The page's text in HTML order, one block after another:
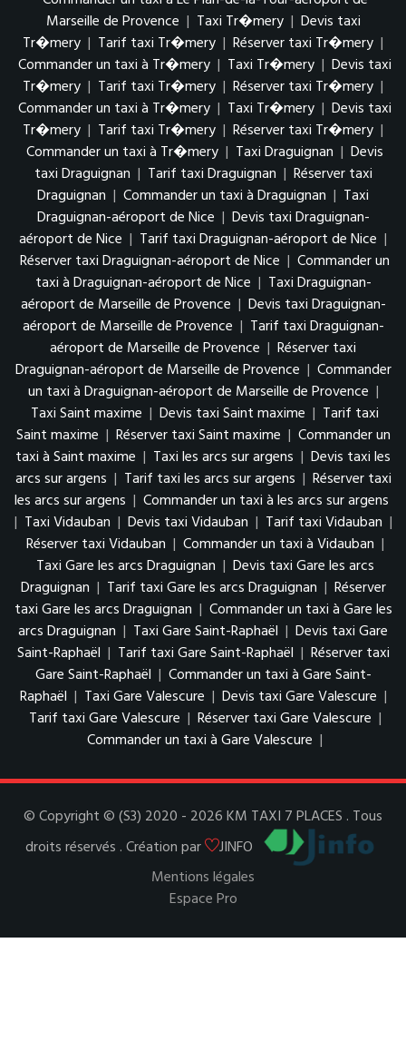
Marseille de Provence | Taxi Tr�mery | Devis taxi
Tr�mery | Tarif taxi Tr�mery | Réserver taxi Tr�mery |
Commander un taxi à Tr�mery | Taxi Tr�mery | Devis taxi
Tr�mery | Tarif taxi Tr�mery | Réserver taxi Tr�mery |
Commander un taxi à Tr�mery | Taxi Tr�mery | Devis taxi
Tr�mery | Tarif taxi Tr�mery | Réserver taxi Tr�mery |
Commander un taxi à Tr�mery | Taxi Draguignan | Devis
taxi Draguignan | Tarif taxi Draguignan | Réserver taxi
Draguignan | Commander un taxi à Draguignan | Taxi
Draguignan-aéroport de Nice | Devis taxi Draguignan-
aéroport de Nice | Tarif taxi Draguignan-aéroport de Nice |
Réserver taxi Draguignan-aéroport de Nice | Commander un
taxi à Draguignan-aéroport de Nice | Taxi Draguignan-
aéroport de Marseille de Provence | Devis taxi Draguignan-
aéroport de Marseille de Provence | Tarif taxi Draguignan-
aéroport de Marseille de Provence | Réserver taxi
Draguignan-aéroport de Marseille de Provence | Commander
un taxi à Draguignan-aéroport de Marseille de Provence |
Taxi Saint maxime | Devis taxi Saint maxime | Tarif taxi
Saint maxime | Réserver taxi Saint maxime | Commander un
taxi à Saint maxime | Taxi les arcs sur argens | Devis taxi les
arcs sur argens | Tarif taxi les arcs sur argens | Réserver taxi
les arcs sur argens | Commander un taxi à les arcs sur argens
| Taxi Vidauban | Devis taxi Vidauban | Tarif taxi Vidauban |
Réserver taxi Vidauban | Commander un taxi à Vidauban |
Taxi Gare les arcs Draguignan | Devis taxi Gare les arcs
Draguignan | Tarif taxi Gare les arcs Draguignan | Réserver
taxi Gare les arcs Draguignan | Commander un taxi à Gare les
arcs Draguignan | Taxi Gare Saint-Raphaël | Devis taxi Gare
Saint-Raphaël | Tarif taxi Gare Saint-Raphaël | Réserver taxi
Gare Saint-Raphaël | Commander un taxi à Gare Saint-
Raphaël | Taxi Gare Valescure | Devis taxi Gare Valescure |
Tarif taxi Gare Valescure | Réserver taxi Gare Valescure |
Commander un taxi à Gare Valescure |
© Copyright © (S3) 2020 - 2026 KM TAXI 7 PLACES . Tous
droits réservés . Création par
JINFO
Mentions légales
Espace Pro